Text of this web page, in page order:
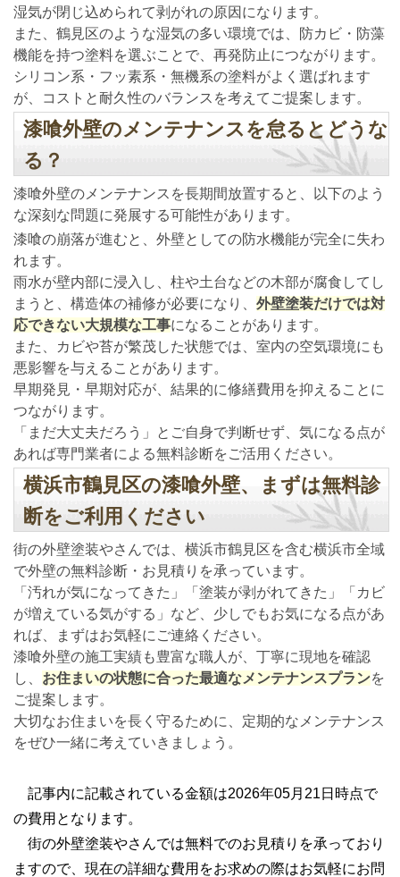
湿気が閉じ込められて剥がれの原因になります。
また、鶴見区のような湿気の多い環境では、防カビ・防藻
機能を持つ塗料を選ぶことで、再発防止につながります。
シリコン系・フッ素系・無機系の塗料がよく選ばれます
が、コストと耐久性のバランスを考えてご提案します。
漆喰外壁のメンテナンスを怠るとどうな
る？
漆喰外壁のメンテナンスを長期間放置すると、以下のよう
な深刻な問題に発展する可能性があります。
漆喰の崩落が進むと、外壁としての防水機能が完全に失わ
れます。
雨水が壁内部に浸入し、柱や土台などの木部が腐食してし
まうと、構造体の補修が必要になり、 外壁塗装だけでは対
応できない大規模な工事になることがあります。
また、カビや苔が繁茂した状態では、室内の空気環境にも
悪影響を与えることがあります。
早期発見・早期対応が、結果的に修繕費用を抑えることに
つながります。
「まだ大丈夫だろう」とご自身で判断せず、気になる点が
あれば専門業者による無料診断をご活用ください。
横浜市鶴見区の漆喰外壁、まずは無料診
断をご利用ください
街の外壁塗装やさんでは、横浜市鶴見区を含む横浜市全域
で外壁の無料診断・お見積りを承っています。
「汚れが気になってきた」「塗装が剥がれてきた」「カビ
が増えている気がする」など、少しでもお気になる点があ
れば、まずはお気軽にご連絡ください。
漆喰外壁の施工実績も豊富な職人が、丁寧に現地を確認
し、 お住まいの状態に合った最適なメンテナンスプランを
ご提案します。
大切なお住まいを長く守るために、定期的なメンテナンス
をぜひ一緒に考えていきましょう。
記事内に記載されている金額は2026年05月21日時点で
の費用となります。
街の外壁塗装やさんでは無料でのお見積りを承っており
ますので、現在の詳細な費用をお求めの際はお気軽にお問